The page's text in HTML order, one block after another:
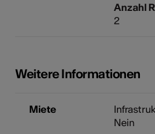
Anzahl
2
Weitere Informationen
Miete
Nein